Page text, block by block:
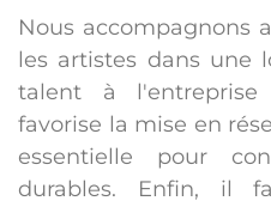
Nous accompagnons
les artistes dans une
talent à l'entreprise
favorise la mise en
essentielle pour
durables. Enfin, il